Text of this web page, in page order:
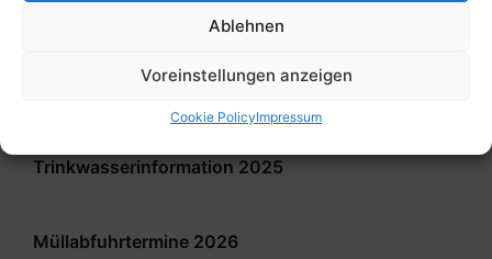
Ablehnen
Voreinstellungen anzeigen
Cookie PolicyImpressum
Trinkwasserinformation 2025
Müllabfuhrtermine 2026